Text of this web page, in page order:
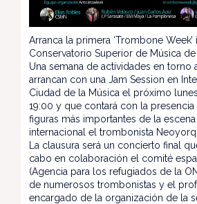
Arranca la primera ‘Trombone
Conservatorio Superior de Música de
Una semana de actividades en
arrancan con una Jam Session en
Ciudad de la Música el próximo
19:00 y que contará con la presencia
figuras más importantes de la
internacional el trombonista
La clausura será un concierto final
cabo en colaboración el comité
(Agencia para los refugiados de la
de numerosos trombonistas y el
encargado de la organización de la